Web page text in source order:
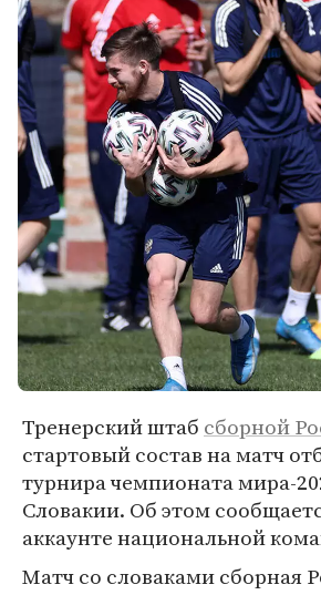
Тренерский штаб сборной
стартовый состав на матч
турнира чемпионата мира-
Словакии. Об этом
аккаунте национальной
Матч со словаками сборная